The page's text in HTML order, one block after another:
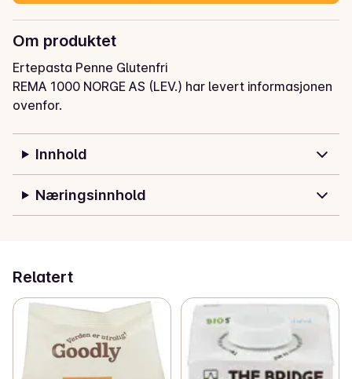
Om produktet
Ertepasta Penne Glutenfri
REMA 1000 NORGE AS (LEV.) har levert informasjonen
ovenfor.
Innhold
Næringsinnhold
Relatert